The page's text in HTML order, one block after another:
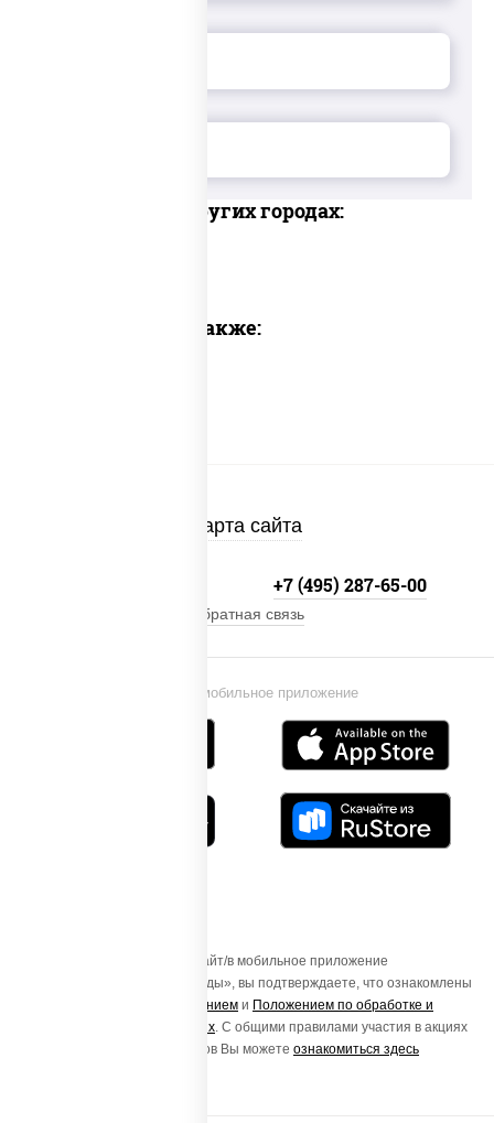
Доставка в других городах:
Предлагаем также:
Карта сайта
Установи мобильное приложение
+7 (495) 287-65-00
Обратная связь
Осуществляя вход на этот Сайт/в мобильное приложение
«ПиццаСушиВок - доставка еды», вы подтверждаете, что ознакомлены
Пользовательским соглашением и Положением по обработке и
защите персональных данных. С общими правилами участия в акциях
и порядке получения подарков Вы можете ознакомиться здесь